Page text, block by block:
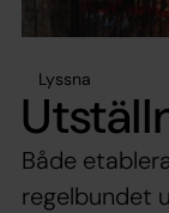
Lyssna
Både
regelbundet